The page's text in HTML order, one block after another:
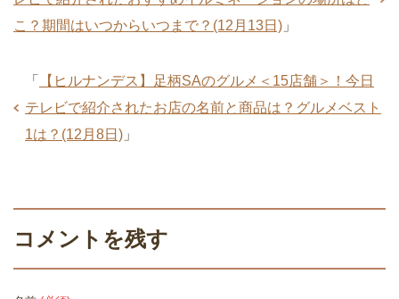
こ？期間はいつからいつまで？(12月13日) 」
「
【ヒルナンデス】足柄SAのグルメ＜15店舗＞！今日
テレビで紹介されたお店の名前と商品は？グルメベスト
1は？(12月8日) 」
コメントを残す